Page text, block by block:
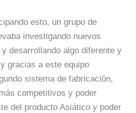
esto, un grupo de
investigando nuevos
desarrollando algo diferente y
gracias a este equipo
sistema de fabricación,
competitivos y poder
del producto Asiático y poder